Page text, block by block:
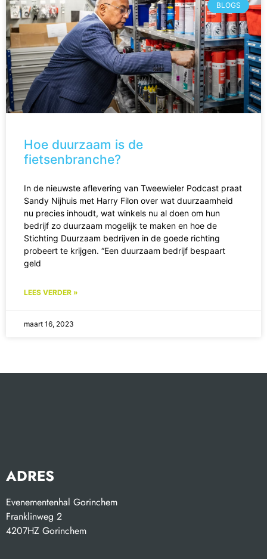
BLOGS
Hoe duurzaam is de
fietsenbranche?
In de nieuwste aflevering van Tweewieler Podcast praat
Sandy Nijhuis met Harry Filon over wat duurzaamheid
nu precies inhoudt, wat winkels nu al doen om hun
bedrijf zo duurzaam mogelijk te maken en hoe de
Stichting Duurzaam bedrijven in de goede richting
probeert te krijgen. “Een duurzaam bedrijf bespaart
geld
LEES VERDER »
maart 16, 2023
ADRES
Evenementenhal Gorinchem
Franklinweg 2
4207HZ Gorinchem